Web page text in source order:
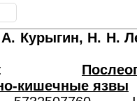
Курыгин, Н. Н.
кишечные язвы